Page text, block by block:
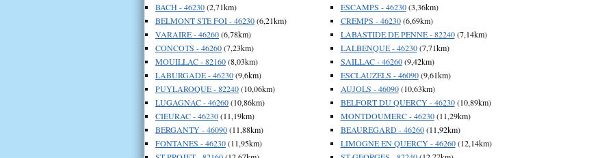
BACH - 46230(2,71km)
BELMONT STE FOI - 46230(6,21km)
VARAIRE - 46260(6,78km)
CONCOTS - 46260(7,23km)
MOUILLAC - 82160(8,03km)
LABURGADE - 46230(9,6km)
PUYLAROQUE - 82240(10,06km)
LUGAGNAC - 46260(10,86km)
CIEURAC - 46230(11,19km)
BERGANTY - 46090(11,88km)
FONTANES - 46230(11,95km)
ESCAMPS - 46230(3,36km)
CREMPS - 46230(6,69km)
LABASTIDE DE PENNE - 82240(7,14km)
LALBENQUE - 46230(7,71km)
SAILLAC - 46260(9,42km)
ESCLAUZELS - 46090(9,61km)
AUJOLS - 46090(10,63km)
BELFORT DU QUERCY - 46230(10,89km)
MONTDOUMERC - 46230(11,29km)
BEAUREGARD - 46260(11,92km)
LIMOGNE EN QUERCY - 46260(12,14km)